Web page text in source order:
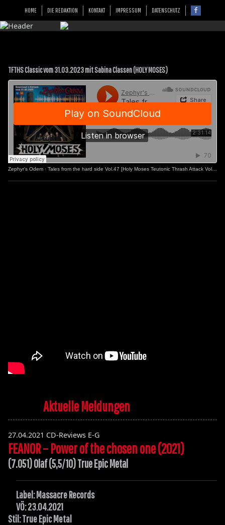
HOME DIE REDAKTION KONTAKT IMPRESSUM DATENSCHUTZ
TFTHS Classic vom 31.03.2023 mit Sabina Classen (HOLY MOSES)
Zephyr's Odem · Tales from the hard side Vol.47 [Holy Moses Teutonic Thrash Attack Vol.2]
Aktuelle Meldungen
27.04.2021 CD-Reviews E-G
FEANOR – Power of the chosen one (2021)
(7.051) Olaf (5,5/10) True Epic Metal
Label: Massacre Records
VÖ: 23.04.2021
Stil: True Epic Metal